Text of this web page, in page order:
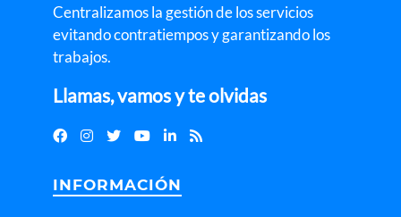
Centralizamos la gestión de los servicios
evitando contratiempos y garantizando los
trabajos.
Llamas, vamos y te olvidas
INFORMACIÓN